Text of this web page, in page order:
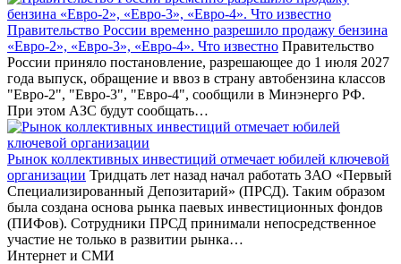
Правительство России временно разрешило продажу бензина
«Евро-2», «Евро-3», «Евро-4». Что известно Правительство
России приняло постановление, разрешающее до 1 июля 2027
года выпуск, обращение и ввоз в страну автобензина классов
"Евро-2", "Евро-3", "Евро-4", сообщили в Минэнерго РФ.
При этом АЗС будут сообщать…
Рынок коллективных инвестиций отмечает юбилей ключевой
организации Тридцать лет назад начал работать ЗАО «Первый
Специализированный Депозитарий» (ПРСД). Таким образом
была создана основа рынка паевых инвестиционных фондов
(ПИФов). Сотрудники ПРСД принимали непосредственное
участие не только в развитии рынка…
Интернет и СМИ